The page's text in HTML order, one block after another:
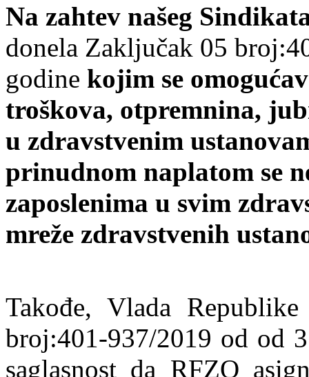
Na zahtev našeg
donela Zaklјučak 05
godine kojim se
troškova, otpremnina,
u zdravstvenim
prinudnom naplatom se
zaposlenima u svim
mreže zdravstvenih
Takođe, Vlada
broj:401-937/2019 od od
saglasnost da RFZO